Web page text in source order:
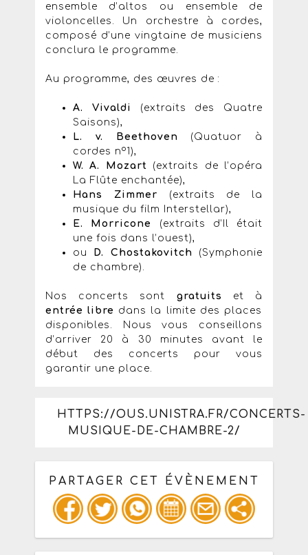
ensemble d’altos ou ensemble de
violoncelles. Un orchestre à cordes,
composé d’une vingtaine de musiciens
conclura le programme.
Au programme, des œuvres de :
A. Vivaldi (extraits des Quatre
Saisons),
L. v. Beethoven (Quatuor à
cordes nº1),
W. A. Mozart (extraits de l’opéra
La Flûte enchantée),
Hans Zimmer (extraits de la
musique du film Interstellar),
E. Morricone
(extraits d’Il était
une fois dans l’ouest),
ou D. Chostakovitch (Symphonie
de chambre).
Nos concerts sont gratuits
et à
entrée libre dans la limite des places
disponibles. Nous vous conseillons
d’arriver 20 à 30 minutes avant le
début des concerts pour vous
garantir une place.
HTTPS://OUS.UNISTRA.FR/CONCERTS-
MUSIQUE-DE-CHAMBRE-2/
PARTAGER CET ÉVÈNEMENT
Copiez les infos ci-dessous pour un
: mail / forum / réseau social